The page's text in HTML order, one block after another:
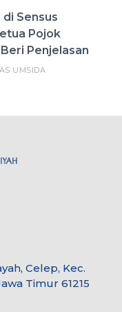
Sensus
Pojok
Penjelasan
UMSIDA
Celep, Kec.
Timur 61215